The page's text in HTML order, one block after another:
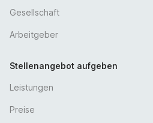
Seniorenzentrum Dörzbach
74677 Dörzbach
Gesellschaft
Arbeitgeber
Stellenangebot aufgeben
Leistungen
Preise